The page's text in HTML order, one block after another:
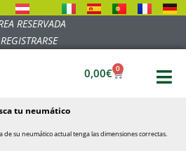
RESERVADA
REGISTRARSE
0,00€ 0
tu neumático
su neumático actual tenga las dimensiones correctas.